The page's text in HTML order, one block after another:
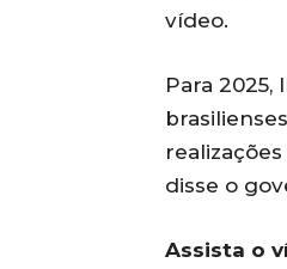
vídeo.
Para
disse o
Assista o